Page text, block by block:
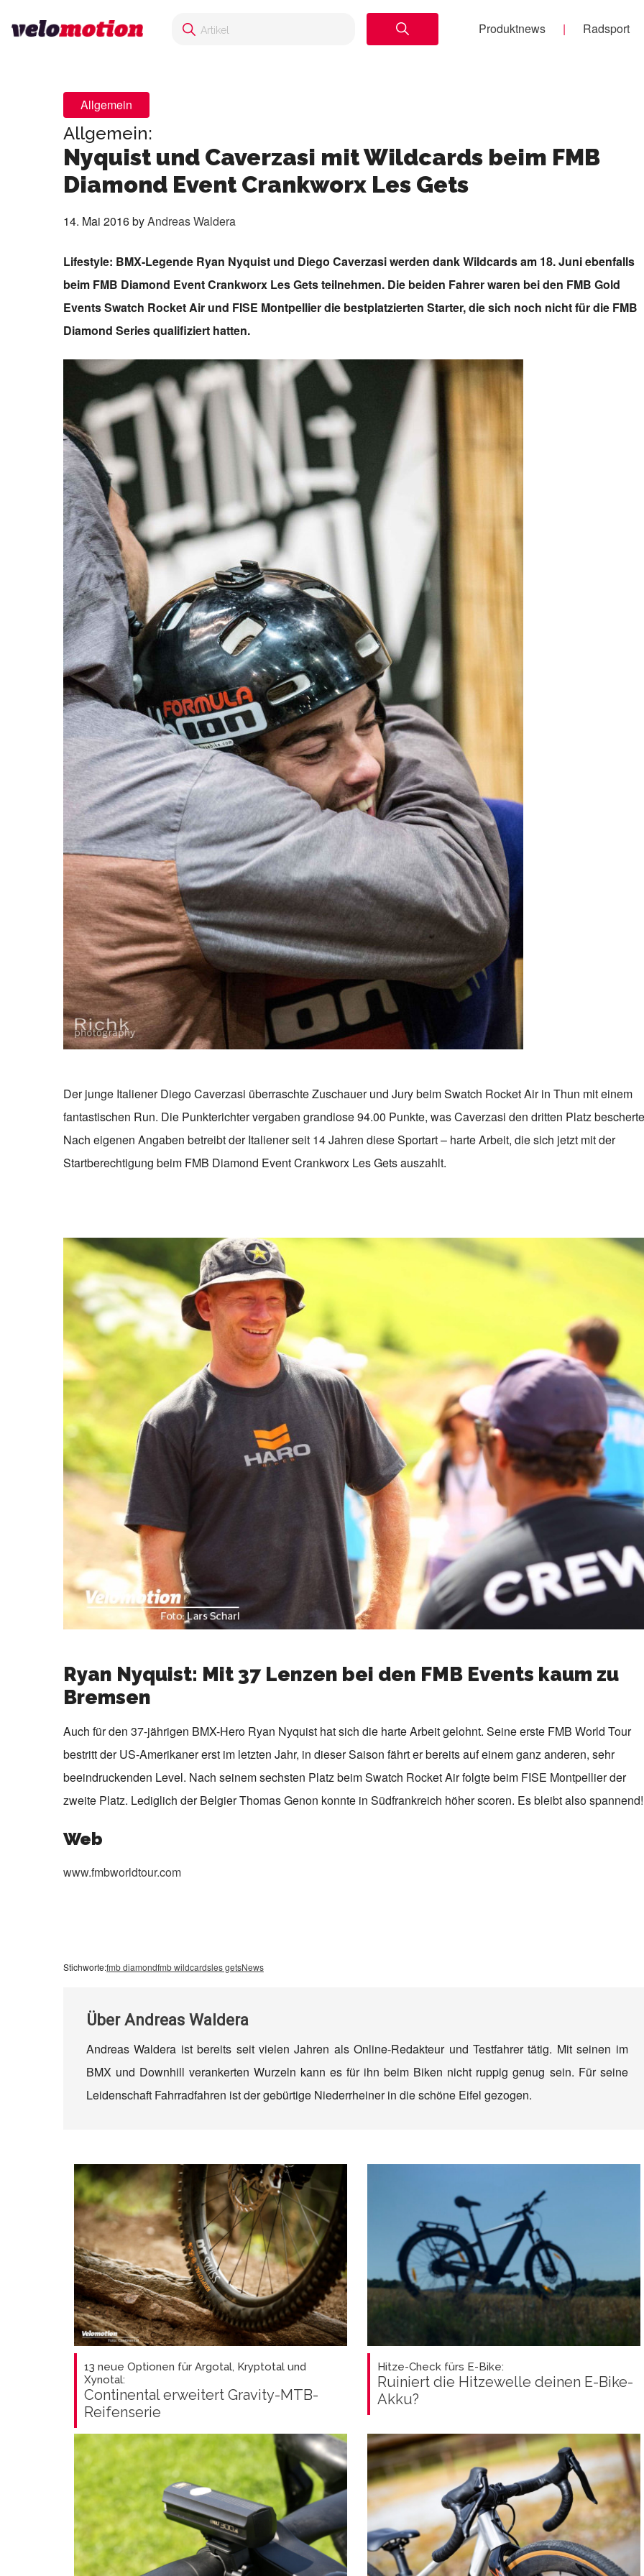
Produktnews Radsport
Allgemein
Allgemein:
Nyquist und Caverzasi mit Wildcards beim FMB
Diamond Event Crankworx Les Gets
14. Mai 2016byAndreas Waldera
Lifestyle: BMX-Legende Ryan Nyquist und Diego Caverzasi werden dank Wildcards am 18. Juni ebenfalls
beim FMB Diamond Event Crankworx Les Gets teilnehmen. Die beiden Fahrer waren bei den FMB Gold
Events Swatch Rocket Air und FISE Montpellier die bestplatzierten Starter, die sich noch nicht für die FMB
Diamond Series qualifiziert hatten.
Der junge Italiener Diego Caverzasi überraschte Zuschauer und Jury beim Swatch Rocket Air in Thun mit einem
fantastischen Run. Die Punkterichter vergaben grandiose 94.00 Punkte, was Caverzasi den dritten Platz
Nach eigenen Angaben betreibt der Italiener seit 14 Jahren diese Sportart – harte Arbeit, die sich jetzt mit der
Startberechtigung beim FMB Diamond Event Crankworx Les Gets auszahlt.
Ryan Nyquist: Mit 37 Lenzen bei den FMB Events kaum zu
Bremsen
Auch für den 37-jährigen BMX-Hero Ryan Nyquist hat sich die harte Arbeit gelohnt. Seine erste FMB World Tour
bestritt der US-Amerikaner erst im letzten Jahr, in dieser Saison fährt er bereits auf einem ganz anderen, sehr
beeindruckenden Level. Nach seinem sechsten Platz beim Swatch Rocket Air folgte beim FISE Montpellier der
zweite Platz. Lediglich der Belgier Thomas Genon konnte in Südfrankreich höher scoren. Es bleibt also spannend!
Web
www.fmbworldtour.com
Stichworte:fmb diamondfmb wildcardsles getsNews
ÜberAndreas Waldera
Andreas Waldera ist bereits seit vielen Jahren als Online-Redakteur und Testfahrer tätig. Mit seinen im
BMX und Downhill verankerten Wurzeln kann es für ihn beim Biken nicht ruppig genug sein. Für seine
Leidenschaft Fahrradfahren ist der gebürtige Niederrheiner in die schöne Eifel gezogen.
13 neue Optionen für Argotal, Kryptotal und
Xynotal:
Continental erweitert Gravity-MTB-
Reifenserie
Hitze-Check fürs E-Bike:
Ruiniert die Hitzewelle deinen E-Bike-
Akku?